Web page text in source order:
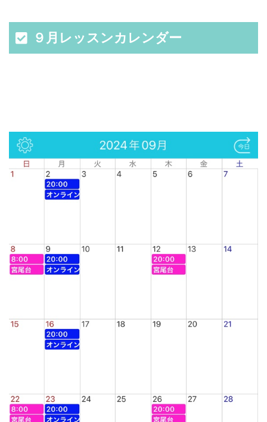
９月レッスンカレンダー